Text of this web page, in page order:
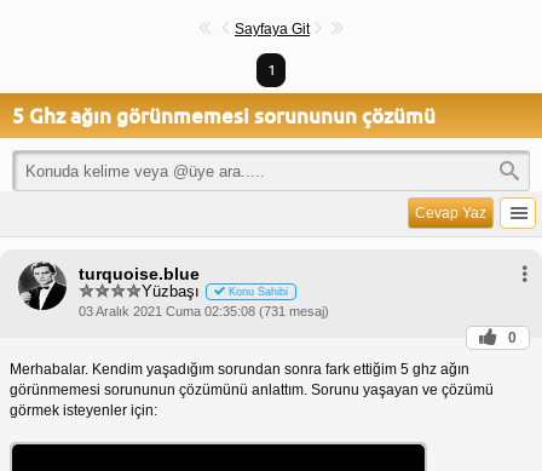
Sayfaya Git
1
5 Ghz ağın görünmemesi sorununun çözümü
Cevap Yaz
turquoise.blue
Yüzbaşı Konu Sahibi
03 Aralık 2021 Cuma 02:35:08 (731 mesaj)
0
Merhabalar. Kendim yaşadığım sorundan sonra fark ettiğim 5 ghz ağın
görünmemesi sorununun çözümünü anlattım. Sorunu yaşayan ve çözümü
görmek isteyenler için: